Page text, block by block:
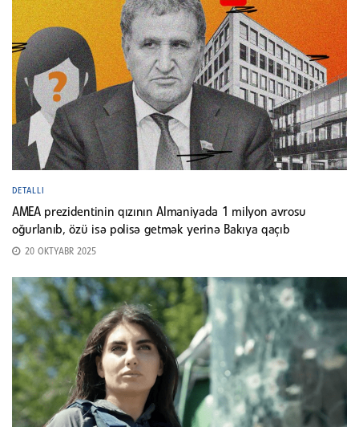
DETALLI
AMEA prezidentinin qızının Almaniyada 1 milyon avrosu
oğurlanıb, özü isə polisə getmək yerinə Bakıya qaçıb
20 OKTYABR 2025